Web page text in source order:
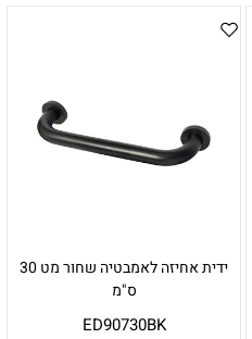
ידית אחיזה לאמבטיה שחור מט 30
ס"מ
ED90730BK